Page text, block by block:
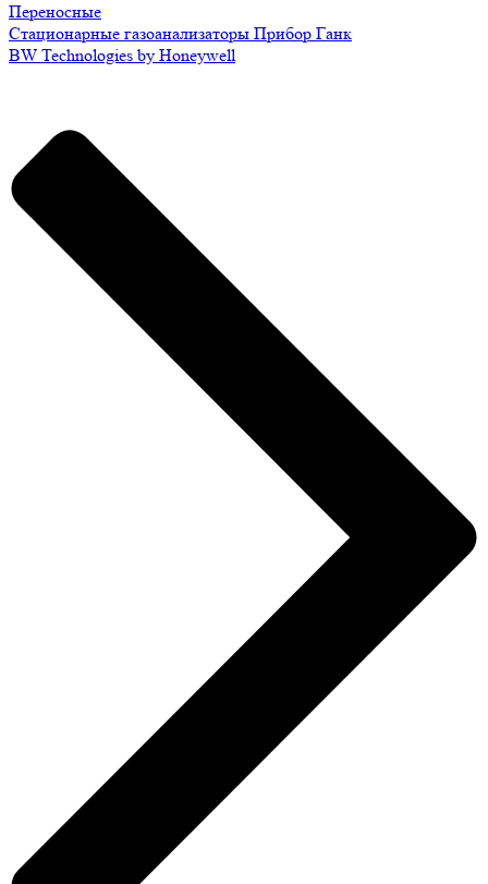
Переносные
Стационарные газоанализаторы Прибор Ганк
BW Technologies by Honeywell